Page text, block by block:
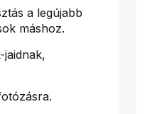
a legújabb
máshoz.